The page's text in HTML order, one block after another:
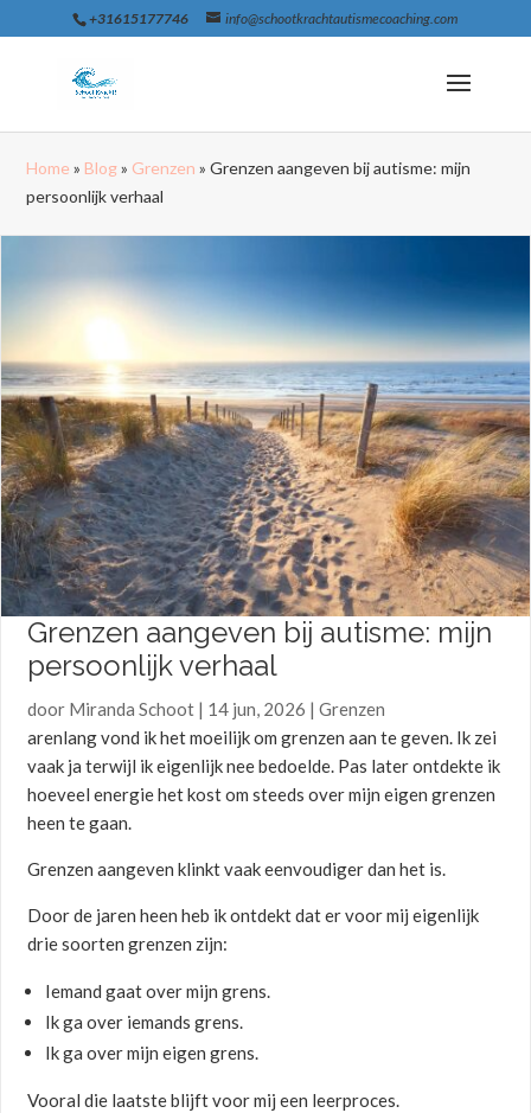
+31615177746 info@schootkrachtautismecoaching.com
Home » Blog» Grenzen »Grenzen aangeven bij autisme: mijn
persoonlijk verhaal
Grenzen aangeven bij autisme: mijn
persoonlijk verhaal
door Miranda Schoot | 14 jun, 2026 |Grenzen
arenlang vond ik het moeilijk om grenzen aan te geven. Ik zei
vaak ja terwijl ik eigenlijk nee bedoelde. Pas later ontdekte ik
hoeveel energie het kost om steeds over mijn eigen grenzen
heen te gaan.
Grenzen aangeven klinkt vaak eenvoudiger dan het is.
Door de jaren heen heb ik ontdekt dat er voor mij eigenlijk
drie soorten grenzen zijn:
Iemand gaat over mijn grens.
Ik ga over iemands grens.
Ik ga over mijn eigen grens.
Vooral die laatste blijft voor mij een leerproces.